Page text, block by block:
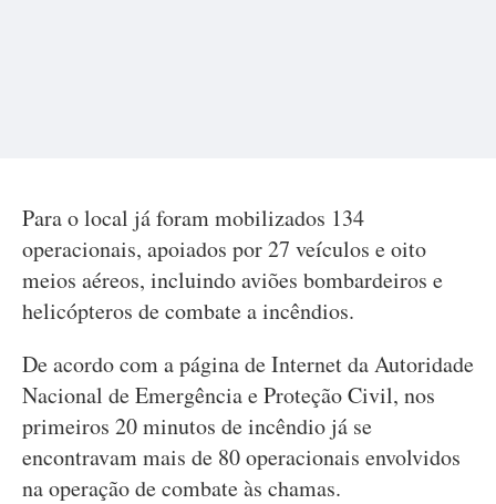
Para o local já foram mobilizados 134
operacionais, apoiados por 27 veículos e oito
meios aéreos, incluindo aviões bombardeiros e
helicópteros de combate a incêndios.
De acordo com a página de Internet da Autoridade
Nacional de Emergência e Proteção Civil, nos
primeiros 20 minutos de incêndio já se
encontravam mais de 80 operacionais envolvidos
na operação de combate às chamas.